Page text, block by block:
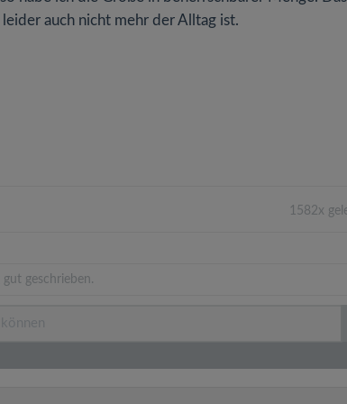
auch nicht mehr der Alltag ist.
1582x
geschrieben.